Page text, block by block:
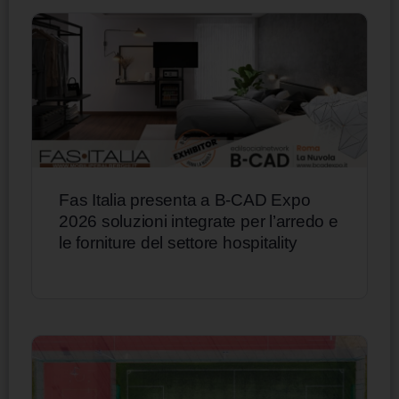
Fas Italia presenta a B-CAD Expo
2026 soluzioni integrate per l’arredo e
le forniture del settore hospitality